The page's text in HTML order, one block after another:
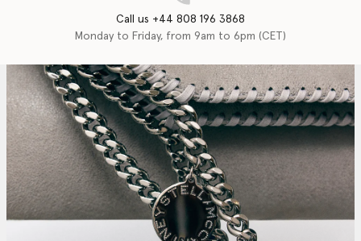
Call us +44 808 196 3868
Monday to Friday, from 9am to 6pm (CET)